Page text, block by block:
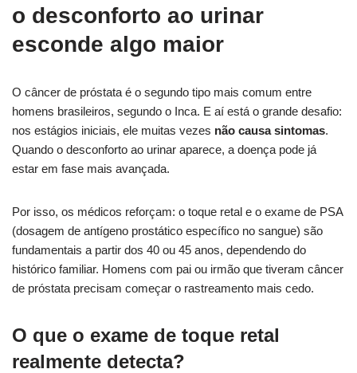
o desconforto ao urinar
esconde algo maior
O câncer de próstata é o segundo tipo mais comum entre
homens brasileiros, segundo o Inca. E aí está o grande desafio:
nos estágios iniciais, ele muitas vezes não causa sintomas.
Quando o desconforto ao urinar aparece, a doença pode já
estar em fase mais avançada.
Por isso, os médicos reforçam: o toque retal e o exame de PSA
(dosagem de antígeno prostático específico no sangue) são
fundamentais a partir dos 40 ou 45 anos, dependendo do
histórico familiar. Homens com pai ou irmão que tiveram câncer
de próstata precisam começar o rastreamento mais cedo.
O que o exame de toque retal
realmente detecta?